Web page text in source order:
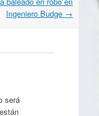
Ingeniero Budge →
será